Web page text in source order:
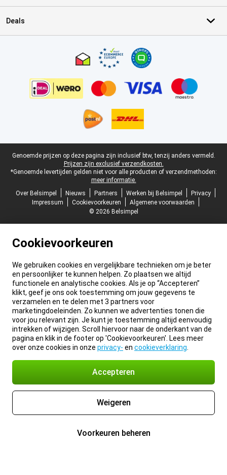
Deals
Juridische voettekst
Genoemde prijzen op deze pagina zijn inclusief btw, tenzij anders vermeld.
Prijzen zijn exclusief verzendkosten.
*Genoemde levertijden gelden niet voor alle producten of verzendmethoden:
meer informatie.
Over Belsimpel
Nieuws Partners Werken bij Belsimpel
Privacy
Impressum
Cookievoorkeuren
Algemene voorwaarden
© 2026 Belsimpel
Cookievoorkeuren
We gebruiken cookies en vergelijkbare technieken om je beter
en persoonlijker te kunnen helpen. Zo plaatsen we altijd
functionele en analytische cookies. Als je op “Accepteren”
klikt, geef je ons ook toestemming om jouw gegevens te
verzamelen en te delen met 3 partners voor
marketingdoeleinden. Zo kunnen we advertenties tonen die
voor jou relevant zijn. Je kunt je toestemming altijd eenvoudig
intrekken of wijzigen. Scroll hiervoor naar de onderkant van de
pagina en klik in de footer op 'Cookievoorkeuren'. Lees meer
over onze cookies in onze privacy- en cookieverklaring
Accepteren
Weigeren
Voorkeuren beheren